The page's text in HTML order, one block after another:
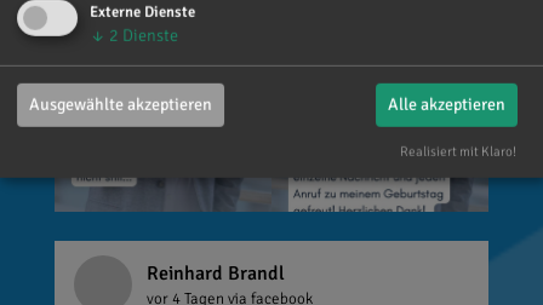
Reinhard Brandl
vor 4 Tagen via facebook
Externe Dienste
↓ 2 Dienste
Ausgewählte akzeptieren Alle akzeptieren
Realisiert mit Klaro!